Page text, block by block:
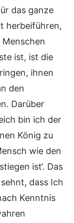
das ganze
herbeiführen,
ist, ist die
ihnen
den
Darüber
bin ich der
König zu
wie den
ist‘. Das
dass Ich
Kenntnis